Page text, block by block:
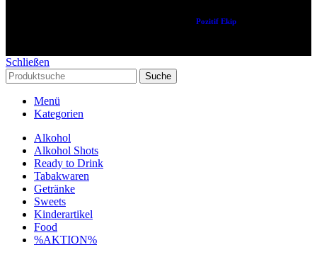
Pozitif Ekip
Schließen
Suche
Menü
Kategorien
Alkohol
Alkohol Shots
Ready to Drink
Tabakwaren
Getränke
Sweets
Kinderartikel
Food
%AKTION%